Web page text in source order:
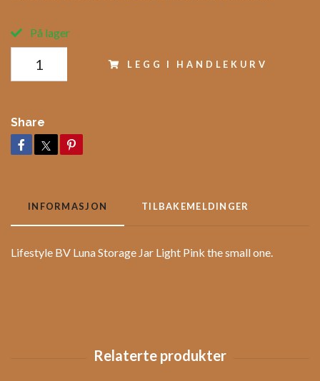
På lager
LEGG I HANDLEKURV
Share
INFORMASJON TILBAKEMELDINGER
Lifestyle BV Luna Storage Jar Light Pink the small one.